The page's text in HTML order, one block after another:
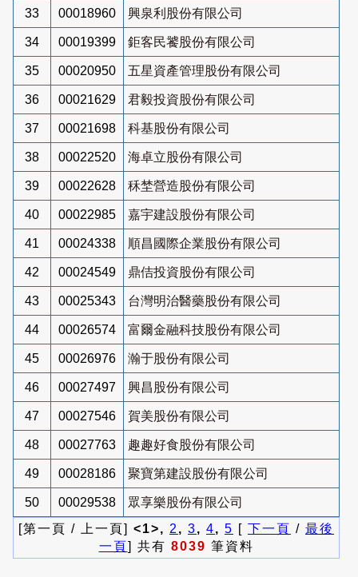
33 00018960 興泉利股份有限公司
34 00019399 鉅客民饕股份有限公司
35 00020950 五星資產管理股份有限公司
36 00021629 君毅投資股份有限公司
37 00021698 科基股份有限公司
38 00022520 海卓立股份有限公司
39 00022628 秝埜營造股份有限公司
40 00022985 嘉宇建設股份有限公司
41 00024338 順昌國際企業股份有限公司
42 00024549 鼎佶投資股份有限公司
43 00025343 台灣明治醫藥股份有限公司
44 00026574 富爾金融科技股份有限公司
45 00026976 瀚于股份有限公司
46 00027497 興昌股份有限公司
47 00027546 賀美股份有限公司
48 00027763 趣趣好食股份有限公司
49 00028186 聚寶第建設股份有限公司
50 00029538
眾享樂股份有限公司
[第一頁 / 上一頁] <1>, 2 , 3, 4, 5 [ 下一頁 / 最後
一頁] 共有 8039 筆資料